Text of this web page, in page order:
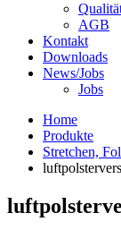
AGB
Kontakt
Downloads
News/Jobs
Jobs
Home
Produkte
Stretchen,